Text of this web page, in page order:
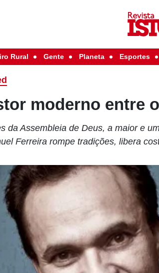
Rural Gente Planeta Esportes
moderno entre
da Assembleia de Deus, a maior e
Ferreira rompe tradições, libera